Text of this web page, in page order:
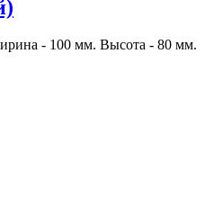
- 100 мм. Высота - 80 мм.